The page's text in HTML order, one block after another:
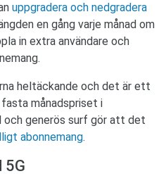
uppgradera och nedgradera
en gång varje månad om
in extra användare och
heltäckande och det är ett
månadspriset i
och generös surf gör att det
abonnemang.
5G